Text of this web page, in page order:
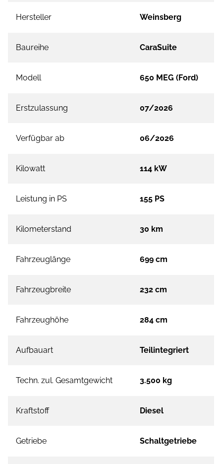
Hersteller Weinsberg
Baureihe CaraSuite
Modell 650 MEG (Ford)
Erstzulassung 07/2026
Verfügbar ab 06/2026
Kilowatt 114 kW
Leistung in PS 155 PS
Kilometerstand 30 km
Fahrzeuglänge 699 cm
Fahrzeugbreite 232 cm
Fahrzeughöhe 284 cm
Aufbauart Teilintegriert
Techn. zul. Gesamtgewicht 3.500 kg
Kraftstoff Diesel
Getriebe Schaltgetriebe